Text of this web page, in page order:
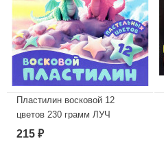
Пластилин восковой 12
цветов 230 грамм ЛУЧ
ФАНТАЗИЯ пастельный
215 ₽